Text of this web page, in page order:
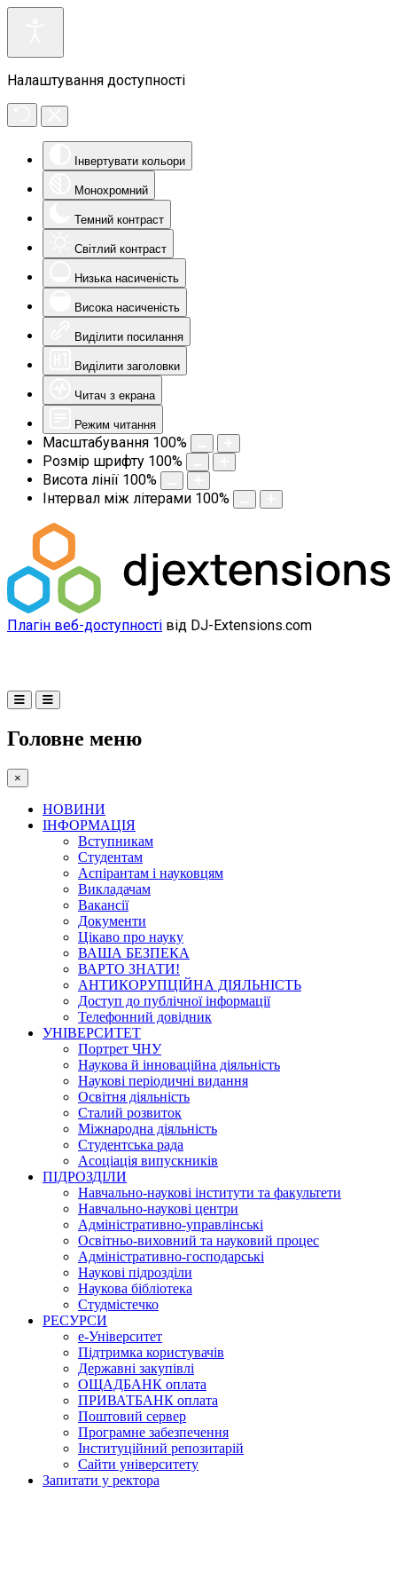
Налаштування доступності
Інвертувати кольори
Монохромний
Темний контраст
Світлий контраст
Низька насиченість
Висока насиченість
Виділити посилання
Виділити заголовки
Читач з екрана
Режим читання
Масштабування 100%
Розмір шрифту 100%
Висота лінії 100%
Інтервал між літерами 100%
Плагін веб-доступності від DJ-Extensions.com
Головне меню
×
НОВИНИ
ІНФОРМАЦІЯ
Вступникам
Студентам
Аспірантам і науковцям
Викладачам
Вакансії
Документи
Цікаво про науку
ВАША БЕЗПЕКА
ВАРТО ЗНАТИ!
АНТИКОРУПЦІЙНА ДІЯЛЬНІСТЬ
Доступ до публічної інформації
Телефонний довідник
УНІВЕРСИТЕТ
Портрет ЧНУ
Наукова й інноваційна діяльність
Наукові періодичні видання
Освітня діяльність
Сталий розвиток
Міжнародна діяльність
Студентська рада
Асоціація випускників
ПІДРОЗДІЛИ
Навчально-наукові інститути та факультети
Навчально-наукові центри
Адміністративно-управлінські
Освітньо-виховний та науковий процес
Адміністративно-господарські
Наукові підрозділи
Наукова бібліотека
Студмістечко
РЕСУРСИ
е-Університет
Підтримка користувачів
Державні закупівлі
ОЩАДБАНК оплата
ПРИВАТБАНК оплата
Поштовий сервер
Програмне забезпечення
Інституційний репозитарій
Сайти університету
Запитати у ректора